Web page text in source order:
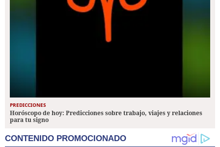
PREDICCIONES
Horóscopo de hoy: Predicciones sobre trabajo, viajes y relaciones
para tu signo
CONTENIDO PROMOCIONADO